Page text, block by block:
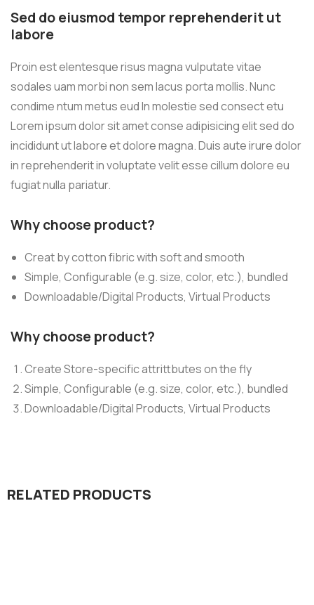
Sed do eiusmod tempor reprehenderit ut
labore
Proin est elentesque risus magna vulputate vitae
sodales uam morbi non sem lacus porta mollis. Nunc
condime ntum metus eud In molestie sed consect etu
Lorem ipsum dolor sit amet conse adipisicing elit sed do
incididunt ut labore et dolore magna. Duis aute irure dolor
in reprehenderit in voluptate velit esse cillum dolore eu
fugiat nulla pariatur.
Why choose product?
Creat by cotton fibric with soft and smooth
Simple, Configurable (e.g. size, color, etc.), bundled
Downloadable/Digital Products, Virtual Products
Why choose product?
Create Store-specific attrittbutes on the fly
Simple, Configurable (e.g. size, color, etc.), bundled
Downloadable/Digital Products, Virtual Products
RELATED PRODUCTS